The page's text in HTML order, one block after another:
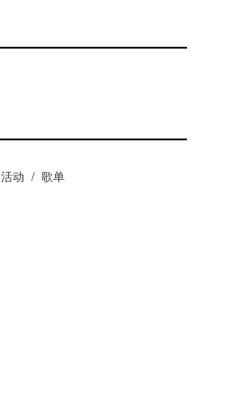
活动 / 歌单